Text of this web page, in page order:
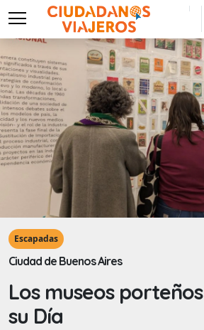
menu
Escapadas
Ciudad de Buenos Aires
Los museos
su Día